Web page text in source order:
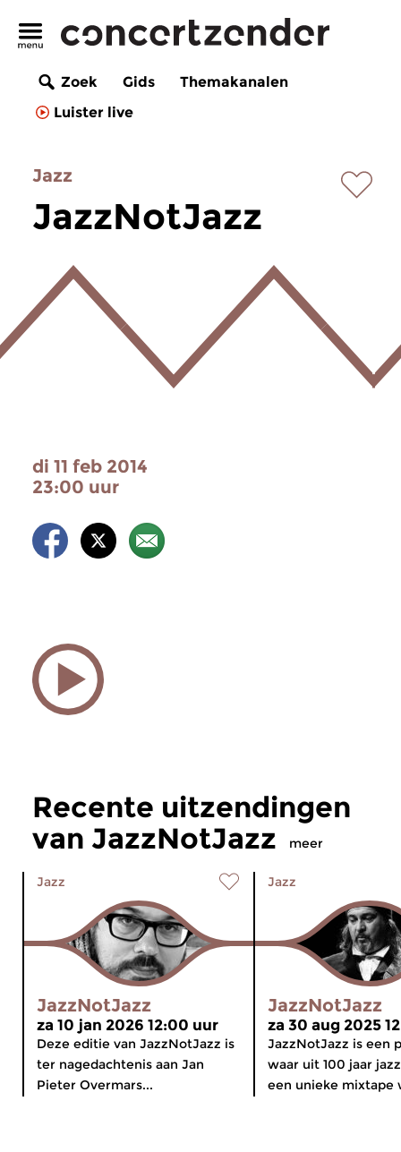
Zoek Gids
Themakanalen
Luister live
Jazz
JazzNotJazz
di 11 feb 2014
23:00 uur
Recente uitzendingen
van JazzNotJazz
meer
Jazz
JazzNotJazz
za 10 jan 2026 12:00 uur
Deze editie van JazzNotJazz is
ter nagedachtenis aan Jan
Pieter Overmars...
Jazz
JazzNotJazz
za 30 aug 2025
JazzNotJazz is een
waar uit 100 jaar
een unieke mixtape